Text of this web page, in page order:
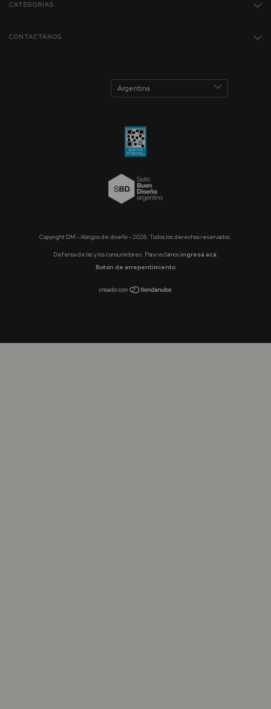
CATEGORÍAS
CONTACTÁNOS
Copyright DM - Abrigos de diseño - 2026. Todos los derechos reservados.
Defensa de las y los consumidores. Para reclamosingresá acá.
Botón de arrepentimiento